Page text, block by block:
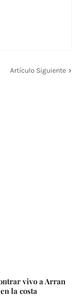
Artículo Siguiente
vivo a Arran
la costa